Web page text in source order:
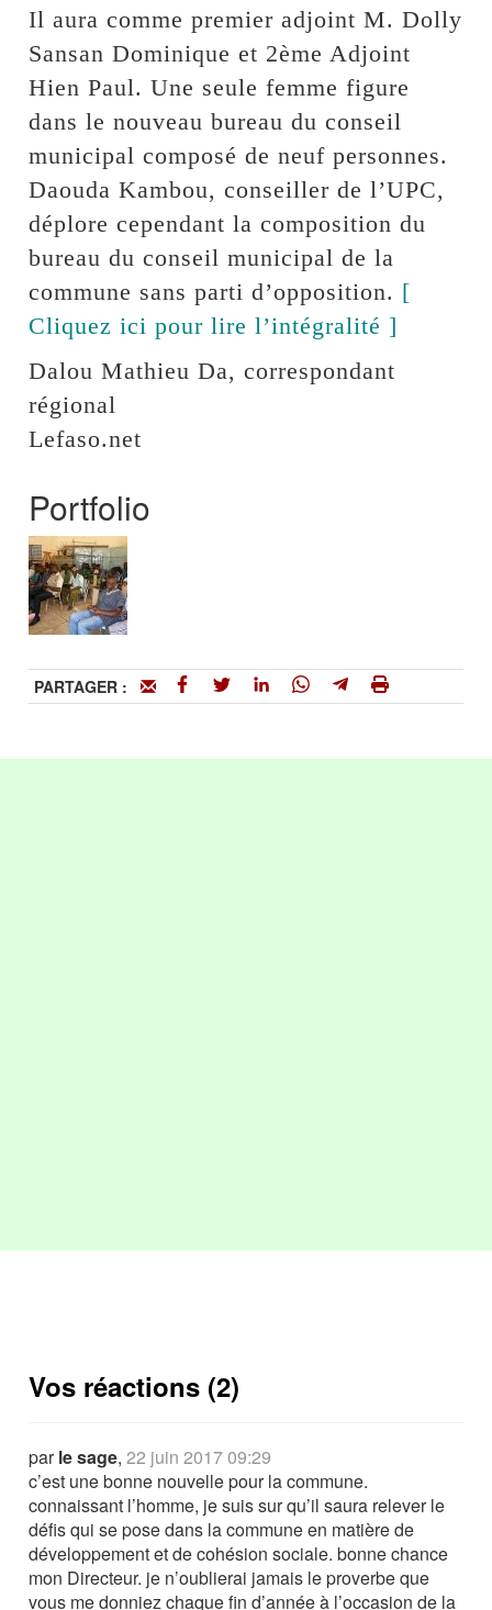
Il aura comme premier adjoint M. Dolly
Sansan Dominique et 2ème Adjoint
Hien Paul. Une seule femme figure
dans le nouveau bureau du conseil
municipal composé de neuf personnes.
Daouda Kambou, conseiller de l’UPC,
déplore cependant la composition du
bureau du conseil municipal de la
commune sans parti d’opposition. [
Cliquez ici pour lire l’intégralité ]
Dalou Mathieu Da, correspondant
régional
Lefaso.net
Portfolio
PARTAGER :
Vos réactions (2)
parle sage,22 juin 2017 09:29
c’est une bonne nouvelle pour la commune.
connaissant l’homme, je suis sur qu’il saura relever le
défis qui se pose dans la commune en matière de
développement et de cohésion sociale. bonne chance
mon Directeur. je n’oublierai jamais le proverbe que
vous me donniez chaque fin d’année à l’occasion de la